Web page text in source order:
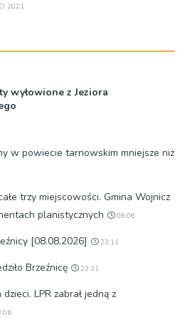
2021
wyłowione z Jeziora
w powiecie tarnowskim mniejsze niż
trzy miejscowości. Gmina Wojnicz
planistycznych
08:08
[08.08.2026] 23:11
Brzeźnicę 23:11
LPR zabrał jedną z